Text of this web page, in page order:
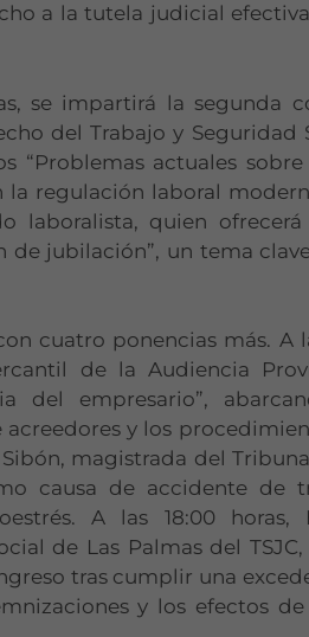
a la tutela judicial
se impartirá la segunda
del Trabajo y Seguridad
“Problemas actuales
regulación laboral
laboralista, quien
de jubilación”, un tema
cuatro ponencias más. A
de la Audiencia
del empresario”,
y los
Sibón, magistrada del
causa de accidente de
A las 18:00 horas,
de Las Palmas del
tras cumplir una
y los efectos